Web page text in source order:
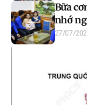
Bữa
nhớ
27/07/